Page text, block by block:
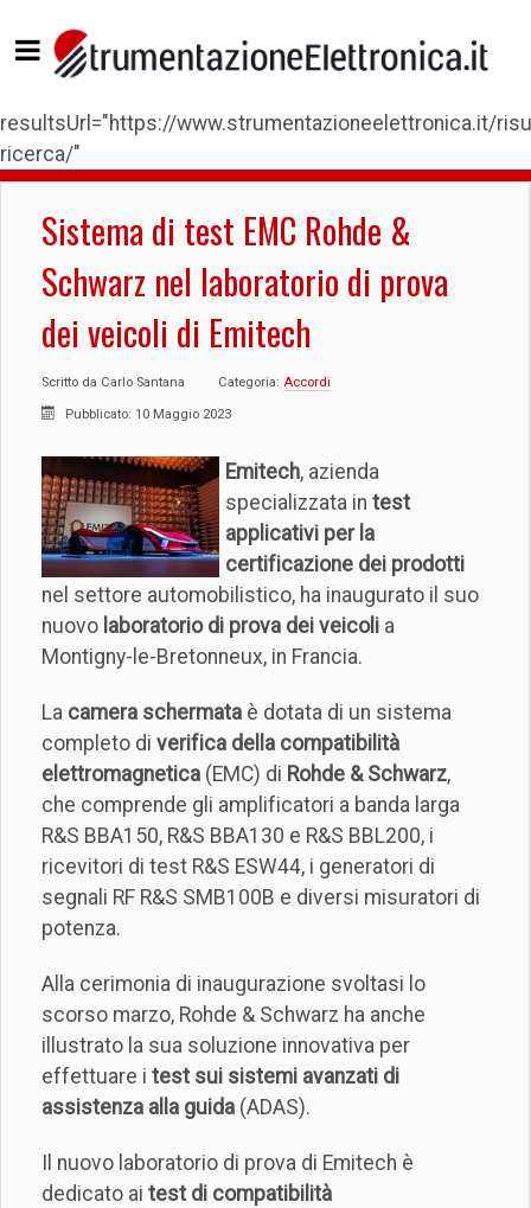
resultsUrl="https://www.strumentazioneelettronica.it/
ricerca/"
Sistema di test EMC Rohde &
Schwarz nel laboratorio di prova
dei veicoli di Emitech
Scritto da Carlo Santana Categoria: Accordi
Pubblicato: 10 Maggio 2023
Emitech, azienda
specializzata in test
applicativi per la
certificazione dei prodotti
nel settore automobilistico, ha inaugurato il suo
nuovo laboratorio di prova dei veicoli a
Montigny-le-Bretonneux, in Francia.
La camera schermata è dotata di un sistema
completo di verifica della compatibilità
elettromagnetica (EMC) di Rohde & Schwarz,
che comprende gli amplificatori a banda larga
R&S BBA150, R&S BBA130 e R&S BBL200, i
ricevitori di test R&S ESW44, i generatori di
segnali RF R&S SMB100B e diversi misuratori di
potenza.
Alla cerimonia di inaugurazione svoltasi lo
scorso marzo, Rohde & Schwarz ha anche
illustrato la sua soluzione innovativa per
effettuare i test sui sistemi avanzati di
assistenza alla guida (ADAS).
Il nuovo laboratorio di prova di Emitech è
dedicato ai test di compatibilità